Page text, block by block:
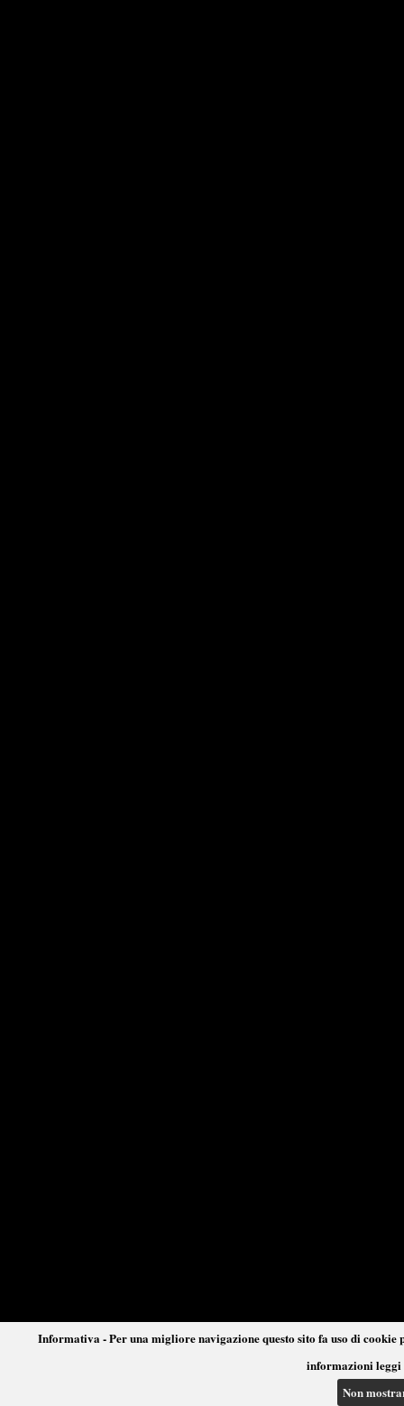
Informativa - Per una migliore navigazione questo sito fa uso di
informazioni leggi
Non